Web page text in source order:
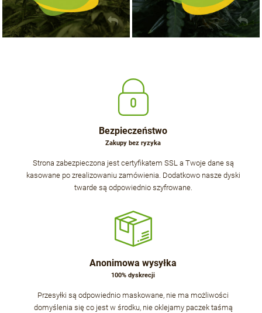
Bezpieczeństwo
Zakupy bez ryzyka
Strona zabezpieczona jest certyfikatem SSL a Twoje dane są
kasowane po zrealizowaniu zamówienia. Dodatkowo nasze dyski
twarde są odpowiednio szyfrowane.
Anonimowa wysyłka
100% dyskrecji
Przesyłki są odpowiednio maskowane, nie ma możliwości
domyślenia się co jest w środku, nie oklejamy paczek taśmą